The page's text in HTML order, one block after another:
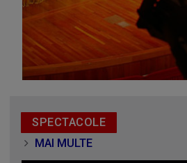
SPECTACOLE
MAI MULTE